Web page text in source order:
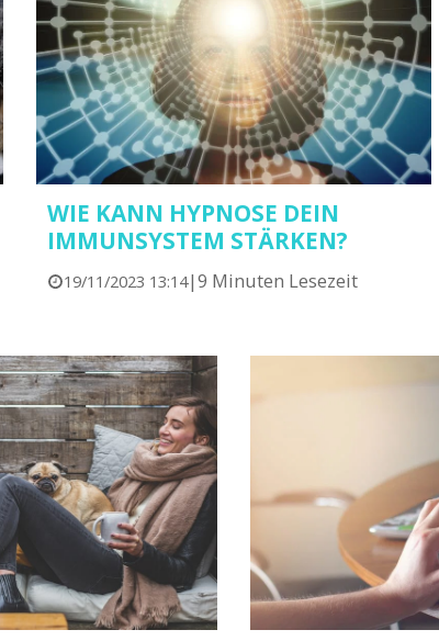
WIE KANN HYPNOSE DEIN
IMMUNSYSTEM STÄRKEN?
19/11/2023 13:14|9 Minuten Lesezeit